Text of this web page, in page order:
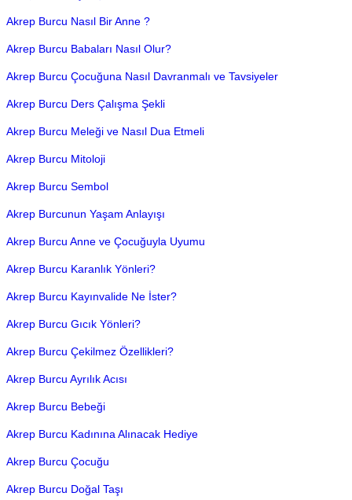
Akrep Burcu Nasıl Bir Anne ?
Akrep Burcu Babaları Nasıl Olur?
Akrep Burcu Çocuğuna Nasıl Davranmalı ve Tavsiyeler
Akrep Burcu Ders Çalışma Şekli
Akrep Burcu Meleği ve Nasıl Dua Etmeli
Akrep Burcu Mitoloji
Akrep Burcu Sembol
Akrep Burcunun Yaşam Anlayışı
Akrep Burcu Anne ve Çocuğuyla Uyumu
Akrep Burcu Karanlık Yönleri?
Akrep Burcu Kayınvalide Ne İster?
Akrep Burcu Gıcık Yönleri?
Akrep Burcu Çekilmez Özellikleri?
Akrep Burcu Ayrılık Acısı
Akrep Burcu Bebeği
Akrep Burcu Kadınına Alınacak Hediye
Akrep Burcu Çocuğu
Akrep Burcu Doğal Taşı